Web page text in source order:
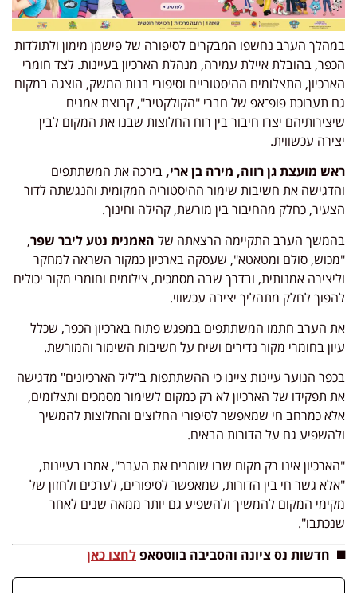
במהלך הערב נחשפו המבקרים לסיפורה של פישמן מימון ולתולדות
הכפר, בהובלת איילת עמירה, מנהלת הארכיון בעיינות. לצד חומרי
הארכיון, התצלומים ההיסטוריים וסיפורי בנות המשק, הוצגה במקום
גם תערוכת פופ־אפ של חברי "הקולקטיב", קבוצת אמנים
שיצירותיהם יצרו חיבור בין רוח החלוצות שבנו את המקום לבין
יצירה עכשווית.
ראש מועצת גן רווה, מירה בן ארי, בירכה את המשתתפים
והדגישה את חשיבות שימור ההיסטוריה המקומית והנגשתה לדור
הצעיר, כחלק מהחיבור בין מורשת, קהילה וחינוך.
בהמשך הערב התקיימה הרצאתה של האמנית נטע ליבר שפר,
"מכוש, סולם ומטאטא", שעסקה בארכיון כמקור השראה למחקר
וליצירה אמנותית, ובדרך שבה מסמכים, צילומים וחומרי מקור יכולים
להפוך לחלק מתהליך יצירה עכשווי.
את הערב חתמו המשתתפים במפגש פתוח בארכיון הכפר, שכלל
עיון בחומרי מקור נדירים ושיח על חשיבות השימור והמורשת.
בכפר הנוער עיינות ציינו כי ההשתתפות ב"ליל הארכיונים" מדגישה
את תפקידו של הארכיון לא רק כמקום לשימור מסמכים ותצלומים,
אלא כמרחב חי שמאפשר לסיפורי החלוצים והחלוצות להמשיך
ולהשפיע גם על הדורות הבאים.
"הארכיון אינו רק מקום שבו שומרים את העבר", אמרו בעיינות,
"אלא גשר חי בין הדורות, שמאפשר לסיפורים, לערכים ולחזון של
מקימי המקום להמשיך ולהשפיע גם יותר ממאה שנים לאחר
שנכתבו".
◼️ חדשות נס ציונה והסביבה בווטסאפלחצו כאן